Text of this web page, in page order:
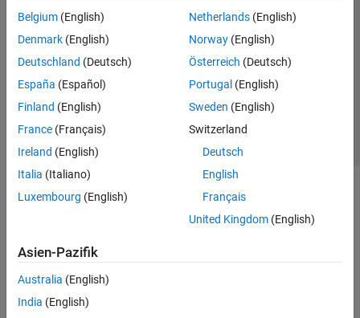
Belgium (English)
Denmark (English)
Deutschland (Deutsch)
España (Español)
Finland (English)
France (Français)
Ireland (English)
Italia (Italiano)
Luxembourg (English)
Netherlands(English)
Norway(English)
Österreich (Deutsch)
Portugal (English)
Sweden (English)
Switzerland
Deutsch
English
Français
United Kingdom(English)
Asien-Pazifik
Australia (English)
India (English)
Trust Center
Datenschutz-Richtlinien
Datendiebstahl verhindern
Status von Anwendungen
© 1994-2026 The MathWorks, Inc.
Website auswählen
Deutschland